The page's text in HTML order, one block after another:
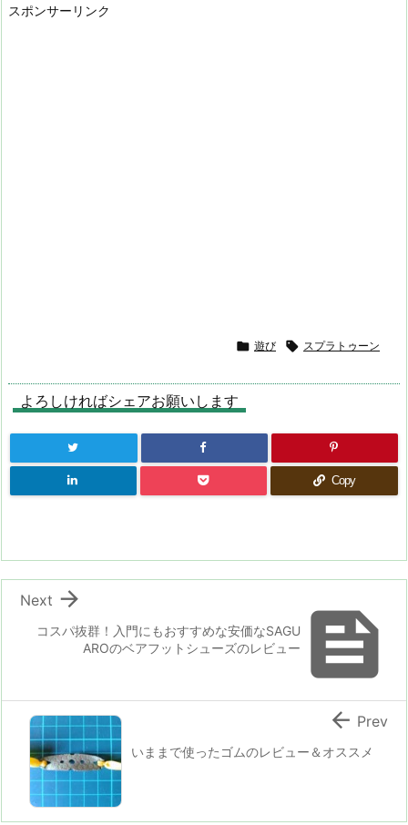
スポンサーリンク
 遊び  スプラトゥーン
よろしければシェアお願いします
Copy

コスパ抜群！入門にもおすすめな安価なSAGU
AROのベアフットシューズのレビュー

Next
いままで使ったゴムのレビュー＆オススメ
 Prev